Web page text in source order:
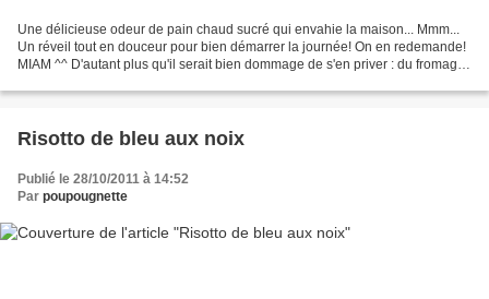
Une délicieuse odeur de pain chaud sucré qui envahie la maison... Mmm...
Un réveil tout en douceur pour bien démarrer la journée! On en redemande!
MIAM ^^ D'autant plus qu'il serait bien dommage de s'en priver : du fromage
Risotto de bleu aux noix
Publié le 28/10/2011 à 14:52
Par poupougnette